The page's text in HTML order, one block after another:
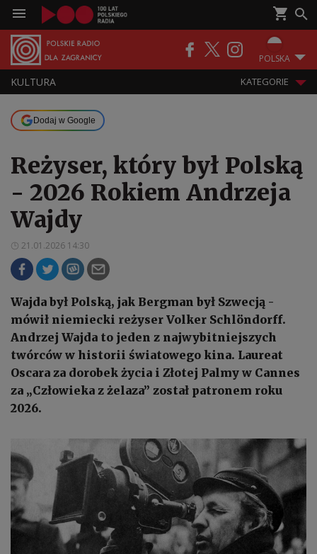
POLSKA
KULTURA KATEGORIE
Dodaj w Google
Reżyser, który był Polską
- 2026 Rokiem Andrzeja
Wajdy
21.01.2026 14:30
Wajda był Polską, jak Bergman był Szwecją -
mówił niemiecki reżyser Volker Schlöndorff.
Andrzej Wajda to jeden z najwybitniejszych
twórców w historii światowego kina. Laureat
Oscara za dorobek życia i Złotej Palmy w Cannes
za „Człowieka z żelaza” został patronem roku
2026.